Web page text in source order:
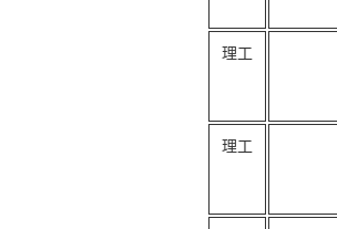
理工
理工